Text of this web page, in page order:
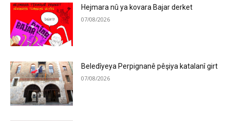
Hejmara nû ya kovara Bajar derket
07/08/2026
Beledîyeya Perpignanê pêşiya katalanî girt
07/08/2026